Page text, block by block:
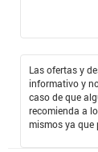
Las ofertas y
informativo y
caso de que
recomienda a
mismos ya que